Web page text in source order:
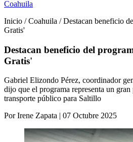
Coahuila
Inicio / Coahuila / Destacan beneficio
Gratis'
Destacan beneficio del
Gratis'
Gabriel Elizondo Pérez, coordinador
dijo que el programa representa un gran
transporte público para Saltillo
Por Irene Zapata | 07 Octubre 2025